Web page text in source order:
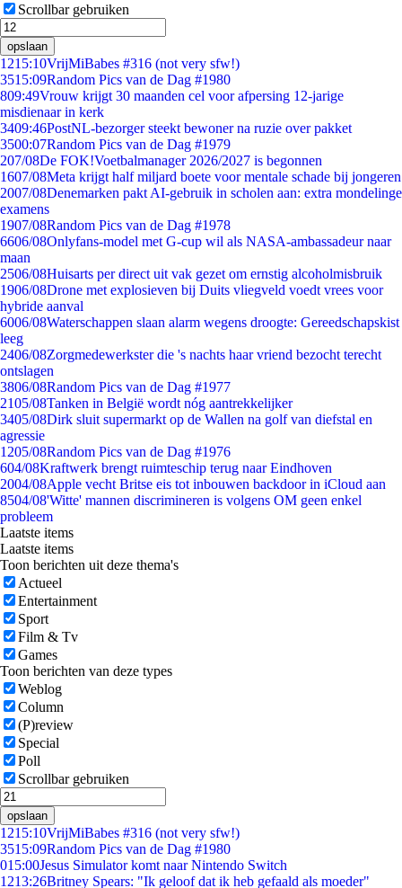
Scrollbar gebruiken
opslaan
1215:10VrijMiBabes #316 (not very sfw!)
3515:09Random Pics van de Dag #1980
809:49Vrouw krijgt 30 maanden cel voor afpersing 12-jarige
misdienaar in kerk
3409:46PostNL-bezorger steekt bewoner na ruzie over pakket
3500:07Random Pics van de Dag #1979
207/08De FOK!Voetbalmanager 2026/2027 is begonnen
1607/08Meta krijgt half miljard boete voor mentale schade bij jongeren
2007/08Denemarken pakt AI-gebruik in scholen aan: extra mondelinge
examens
1907/08Random Pics van de Dag #1978
6606/08Onlyfans-model met G-cup wil als NASA-ambassadeur naar
maan
2506/08Huisarts per direct uit vak gezet om ernstig alcoholmisbruik
1906/08Drone met explosieven bij Duits vliegveld voedt vrees voor
hybride aanval
6006/08Waterschappen slaan alarm wegens droogte: Gereedschapskist
leeg
2406/08Zorgmedewerkster die 's nachts haar vriend bezocht terecht
ontslagen
3806/08Random Pics van de Dag #1977
2105/08Tanken in België wordt nóg aantrekkelijker
3405/08Dirk sluit supermarkt op de Wallen na golf van diefstal en
agressie
1205/08Random Pics van de Dag #1976
604/08Kraftwerk brengt ruimteschip terug naar Eindhoven
2004/08Apple vecht Britse eis tot inbouwen backdoor in iCloud aan
8504/08'Witte' mannen discrimineren is volgens OM geen enkel
probleem
Laatste items
Laatste items
Toon berichten uit deze thema's
Actueel
Entertainment
Sport
Film & Tv
Games
Toon berichten van deze types
Weblog
Column
(P)review
Special
Poll
Scrollbar gebruiken
opslaan
1215:10VrijMiBabes #316 (not very sfw!)
3515:09Random Pics van de Dag #1980
015:00Jesus Simulator komt naar Nintendo Switch
1213:26Britney Spears: "Ik geloof dat ik heb gefaald als moeder"